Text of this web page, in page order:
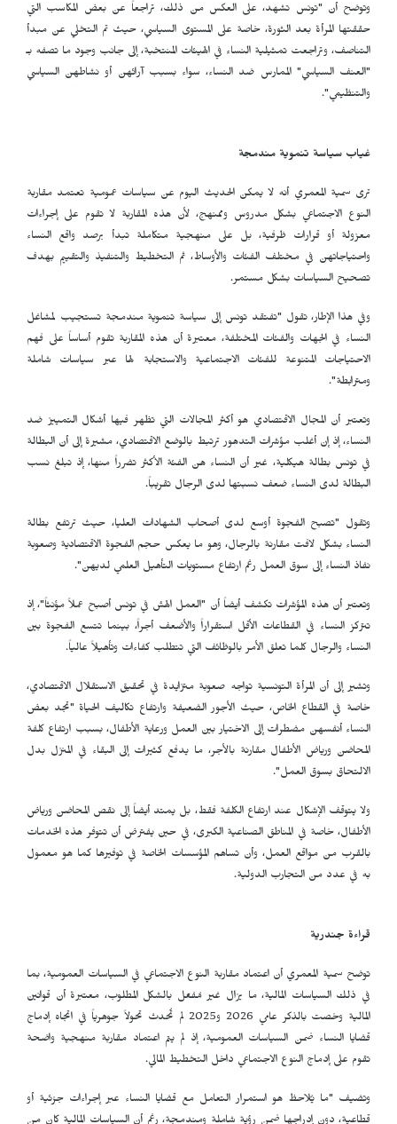
وتوضح أن "تونس تشهد، على العكس من ذلك، تراجعاً عن بعض المكاسب التي
حققتها المرأة بعد الثورة، خاصة على المستوى السياسي، حيث تم التخلي عن مبدأ
التناصف، وتراجعت تمثيلية النساء في الهيئات المنتخبة، إلى جانب وجود ما تصفه بـ
"العنف السياسي" الممارس ضد النساء، سواء بسبب آرائهن أو نشاطهن السياسي
والتنظيمي".
غياب سياسة تنموية مندمجة
ترى سمية المعمري أنه لا يمكن الحديث اليوم عن سياسات عمومية تعتمد مقاربة
النوع الاجتماعي بشكل مدروس وممنهج، لأن هذه المقاربة لا تقوم على إجراءات
معزولة أو قرارات ظرفية، بل على منهجية متكاملة تبدأ برصد واقع النساء
واحتياجاتهن في مختلف الفئات والأوساط، ثم التخطيط والتنفيذ والتقييم بهدف
تصحيح السياسات بشكل مستمر.
وفي هذا الإطار، تقول "تفتقد تونس إلى سياسة تنموية مندمجة تستجيب لمشاغل
النساء في الجهات والفئات المختلفة، معتبرة أن هذه المقاربة تقوم أساساً على فهم
الاحتياجات المتنوعة للفئات الاجتماعية والاستجابة لها عبر سياسات شاملة
ومترابطة".
وتعتبر أن المجال الاقتصادي هو أكثر المجالات التي تظهر فيها أشكال التمييز ضد
النساء، إذ إن أغلب مؤشرات التدهور ترتبط بالوضع الاقتصادي، مشيرة إلى أن البطالة
في تونس بطالة هيكلية، غير أن النساء هن الفئة الأكثر تضرراً منها، إذ تبلغ نسب
البطالة لدى النساء ضعف نسبتها لدى الرجال تقريباً.
وتقول "تصبح الفجوة أوسع لدى أصحاب الشهادات العليا، حيث ترتفع بطالة
النساء بشكل لافت مقارنة بالرجال، وهو ما يعكس حجم الفجوة الاقتصادية وصعوبة
نفاذ النساء إلى سوق العمل رغم ارتفاع مستويات التأهيل العلمي لديهن".
وتعتبر أن هذه المؤشرات تكشف أيضاً أن "العمل الهش في تونس أصبح عملاً مؤنثاً"، إذ
تتركز النساء في القطاعات الأقل استقراراً والأضعف أجراً، بينما تتسع الفجوة بين
النساء والرجال كلما تعلق الأمر بالوظائف التي تتطلب كفاءات وتأهيلاً عالياً.
وتشير إلى أن المرأة التونسية تواجه صعوبة متزايدة في تحقيق الاستقلال الاقتصادي،
خاصة في القطاع الخاص، حيث الأجور الضعيفة وارتفاع تكاليف الحياة "تجد بعض
النساء أنفسهن مضطرات إلى الاختيار بين العمل ورعاية الأطفال، بسبب ارتفاع كلفة
المحاضن ورياض الأطفال مقارنة بالأجر، ما يدفع كثيرات إلى البقاء في المنزل بدل
الالتحاق بسوق العمل".
ولا يتوقف الإشكال عند ارتفاع الكلفة فقط، بل يمتد أيضاً إلى نقص المحاضن ورياض
الأطفال، خاصة في المناطق الصناعية الكبرى، في حين يفترض أن تتوفر هذه الخدمات
بالقرب من مواقع العمل، وأن تساهم المؤسسات الخاصة في توفيرها كما هو معمول
به في عدد من التجارب الدولية.
قراءة جندرية
توضح سمية المعمري أن اعتماد مقاربة النوع الاجتماعي في السياسات العمومية، بما
في ذلك السياسات المالية، ما يزال غير مُفعّل بالشكل المطلوب، معتبرة أن قوانين
المالية وخصت بالذكر عامي 2026 و2025 لم تُحدث تحولاً جوهرياً في اتجاه إدماج
قضايا النساء ضمن السياسات العمومية، إذ لم يتم اعتماد مقاربة منهجية واضحة
تقوم على إدماج النوع الاجتماعي داخل التخطيط المالي.
وتضيف "ما يُلاحظ هو استمرار التعامل مع قضايا النساء عبر إجراءات جزئية أو